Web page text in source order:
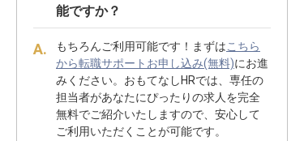
能ですか？
もちろんご利用可能です！まずはこちら
から転職サポートお申し込み(無料)にお進
みください。おもてなしHRでは、専任の
担当者があなたにぴったりの求人を完全
無料でご紹介いたしますので、安心して
ご利用いただくことが可能です。